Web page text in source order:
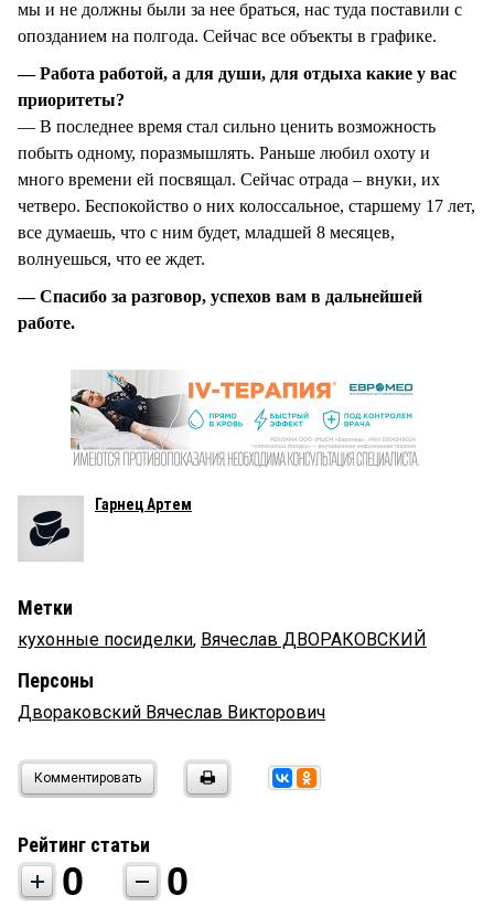
мы и не должны были за нее браться, нас туда поставили с
опозданием на полгода. Сейчас все объекты в графике.
— Работа работой, а для души, для отдыха какие у вас
приоритеты?
— В последнее время стал сильно ценить возможность
побыть одному, поразмышлять. Раньше любил охоту и
много времени ей посвящал. Сейчас отрада – внуки, их
четверо. Беспокойство о них колоссальное, старшему 17 лет,
все думаешь, что с ним будет, младшей 8 месяцев,
волнуешься, что ее ждет.
— Спасибо за разговор, успехов вам в дальнейшей
работе.
Гарнец Артем
Метки
кухонные посиделки, Вячеслав ДВОРАКОВСКИЙ
Персоны
Двораковский Вячеслав Викторович
Комментировать
Рейтинг статьи
0 0